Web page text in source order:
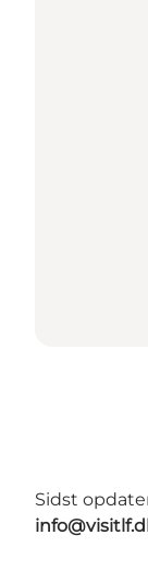
Sidst